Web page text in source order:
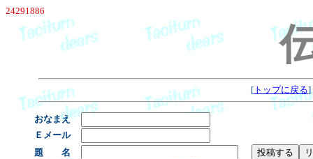
24291886
[ トップに戻る]
おなまえ
Ｅメール
題 名